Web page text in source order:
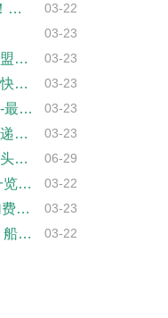
寄快递到澳洲只需5天！啥都能寄，丢件包赔··· 03-22
03-23
恒盛通物流参加前进联盟国际商会第九届理事··· 03-23
国际快递有哪些？国际快递推荐 03-23
国际快递丢件赔偿标准-最新规定和赔偿金额 03-23
寄往斯洛伐克的国际快递哪家好？ 03-23
恒盛通美国亚马逊FBA头程空派专线价格｜··· 06-29
2025新加坡空派价格一览表-专业新加坡··· 03-22
UPS国际快递燃油附加费的计算公式和标准 03-23
2022物流业十大收购！船公司在收购交易··· 03-22